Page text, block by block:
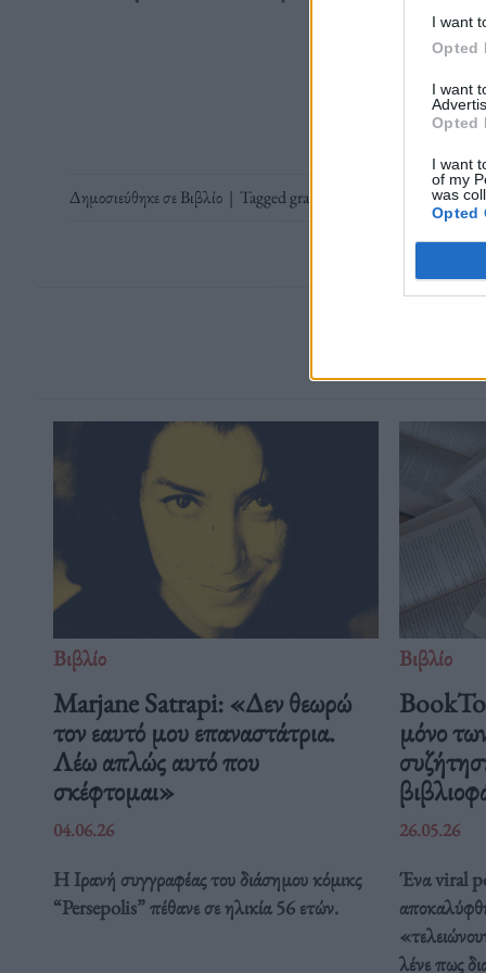
I want
Opted
I want
Opted
I want
of my
was
Opted
Διαβάστε
Δημοσιεύθηκε σεΒιβλίο | Taggedgraphic novel Julius Thesing,
Βιβλίο
Marjane Satrapi: «Δεν θεωρώ
τον εαυτό μου επαναστάτρια.
Λέω απλώς αυτό που
σκέφτομαι»
04.06.26
Η Ιρανή συγγραφέας του διάσημου κόμικς
“Persepolis” πέθανε σε ηλικία 56 ετών.
Βιβλίο
μόνο
26.05.26
Ένα viral
λένε πως